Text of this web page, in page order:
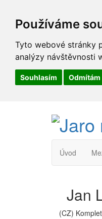
Používáme
Tyto webové stránky
analýzy návštěvnosti
Souhlasím Odmítám
Úvod
Jan
(CZ)